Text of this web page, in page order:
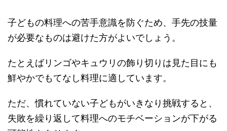
子どもの料理への苦手意識を防ぐため、手先の技量
が必要なものは避けた方がよいでしょう。
たとえばリンゴやキュウリの飾り切りは見た目にも
鮮やかでもてなし料理に適しています。
ただ、慣れていない子どもがいきなり挑戦すると、
失敗を繰り返して料理へのモチベーションが下がる